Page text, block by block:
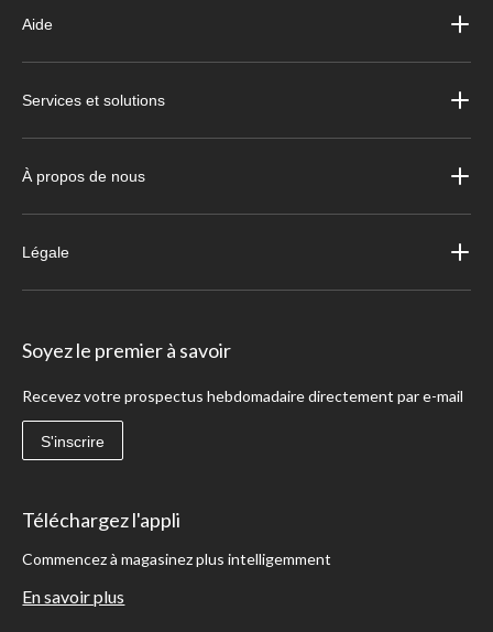
Aide
Services et solutions
À propos de nous
Légale
Soyez le premier à savoir
Recevez votre prospectus hebdomadaire directement par e-mail
S'inscrire
Téléchargez l'appli
Commencez à magasinez plus intelligemment
En savoir plus